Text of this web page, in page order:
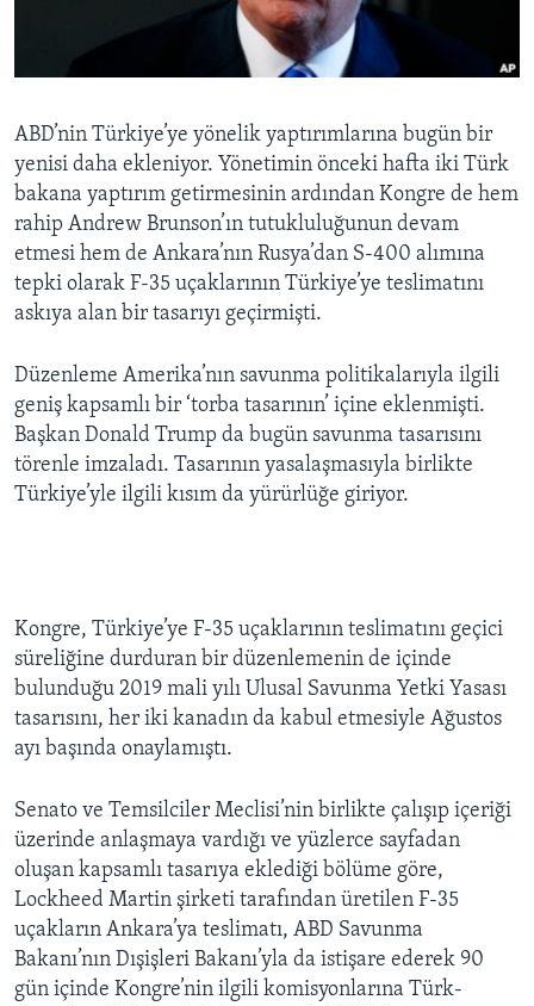
Diller
ABD’nin Türkiye’ye yönelik yaptırımlarına bugün bir
yenisi daha ekleniyor. Yönetimin önceki hafta iki Türk
bakana yaptırım getirmesinin ardından Kongre de hem
rahip Andrew Brunson’ın tutukluluğunun devam
etmesi hem de Ankara’nın Rusya’dan S-400 alımına
tepki olarak F-35 uçaklarının Türkiye’ye teslimatını
askıya alan bir tasarıyı geçirmişti.
Düzenleme Amerika’nın savunma politikalarıyla ilgili
geniş kapsamlı bir ‘torba tasarının’ içine eklenmişti.
Başkan Donald Trump da bugün savunma tasarısını
törenle imzaladı. Tasarının yasalaşmasıyla birlikte
Türkiye’yle ilgili kısım da yürürlüğe giriyor.
Kongre, Türkiye’ye F-35 uçaklarının teslimatını geçici
süreliğine durduran bir düzenlemenin de içinde
bulunduğu 2019 mali yılı Ulusal Savunma Yetki Yasası
tasarısını, her iki kanadın da kabul etmesiyle Ağustos
ayı başında onaylamıştı.
Senato ve Temsilciler Meclisi’nin birlikte çalışıp içeriği
üzerinde anlaşmaya vardığı ve yüzlerce sayfadan
oluşan kapsamlı tasarıya eklediği bölüme göre,
Lockheed Martin şirketi tarafından üretilen F-35
uçakların Ankara’ya teslimatı, ABD Savunma
Bakanı’nın Dışişleri Bakanı’yla da istişare ederek 90
gün içinde Kongre’nin ilgili komisyonlarına Türk-